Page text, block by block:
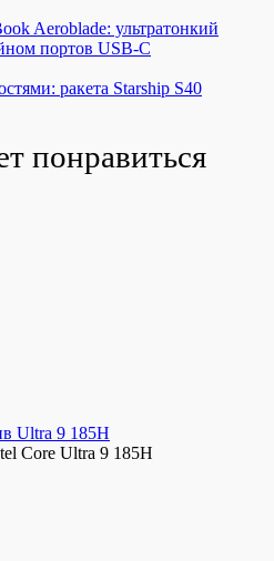
Aeroblade: ультратонкий
портов USB-C
ракета Starship S40
понравиться
Ultra 9 185H
Core Ultra 9 185H